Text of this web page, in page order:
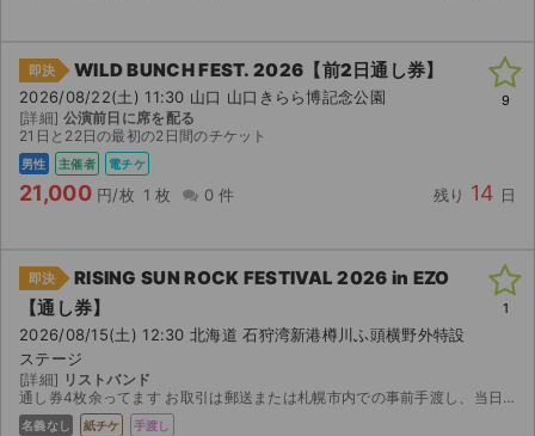
即決 WILD BUNCH FEST. 2026【前2日通し券】
2026/08/22(土) 11:30 山口 山口きらら博記念公園
[詳細] 公演前日に席を配る
21日と22日の最初の2日間のチケット
男性 主催者 電チケ
21,000 円/枚 1 枚 0 件 残り 14 日
9
即決
RISING SUN ROCK FESTIVAL 2026 in EZO
【通し券】
2026/08/15(土) 12:30 北海道 石狩湾新港樽川ふ頭横野外特設
ステージ
[詳細] リストバンド
通し券4枚余ってます お取引は郵送または札幌市内での事前手渡し、当日手渡しを希望しています
名義なし 紙チケ 手渡し
1